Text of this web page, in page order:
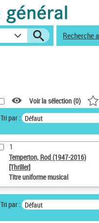
Recherche
Voir la sélection (0)
Tri par : Défaut
1
Temperton, Rod (1947-2016)
[Thriller]
Titre uniforme musical
Tri par : Défaut